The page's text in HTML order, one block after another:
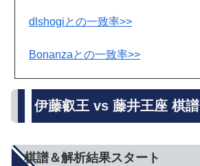
dlshogiとの一致率>>
Bonanzaとの一致率>>
伊藤叡王 vs 藤井王座 棋譜
棋譜＆解析結果スタート